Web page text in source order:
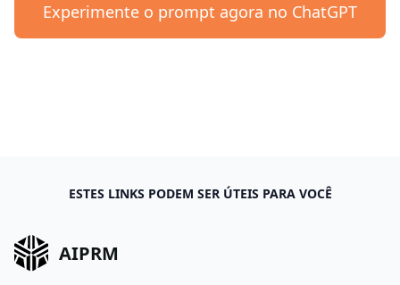
Experimente o prompt agora no ChatGPT
ESTES LINKS PODEM SER ÚTEIS PARA VOCÊ
AIPRM